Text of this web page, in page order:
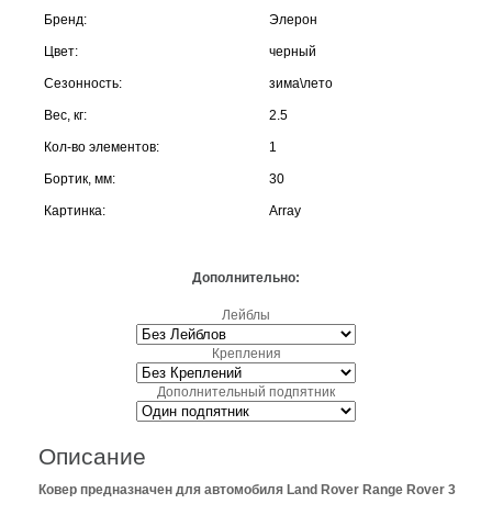
Бренд: Элерон
Цвет: черный
Сезонность: зима\лето
Вес, кг: 2.5
Кол-во элементов: 1
Бортик, мм: 30
Картинка: Array
Дополнительно:
Лейблы
Крепления
Дополнительный подпятник
Описание
Ковер предназначен для автомобиля Land Rover Range Rover 3